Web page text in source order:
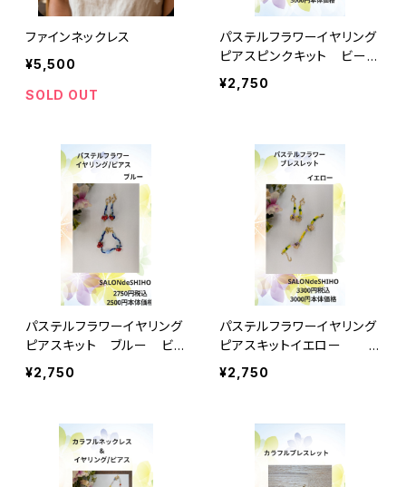
ファインネックレス
¥5,500
SOLD OUT
パステルフラワーイヤリング
ピアスピンクキット ビーズ
フレンド掲載作品
¥2,750
パステルフラワーイヤリング
ピアスキット ブルー ビ
ーズフレンド掲載作品
¥2,750
パステルフラワーイヤリング
ピアスキットイエロー
ビーズフレンド掲載作品
¥2,750